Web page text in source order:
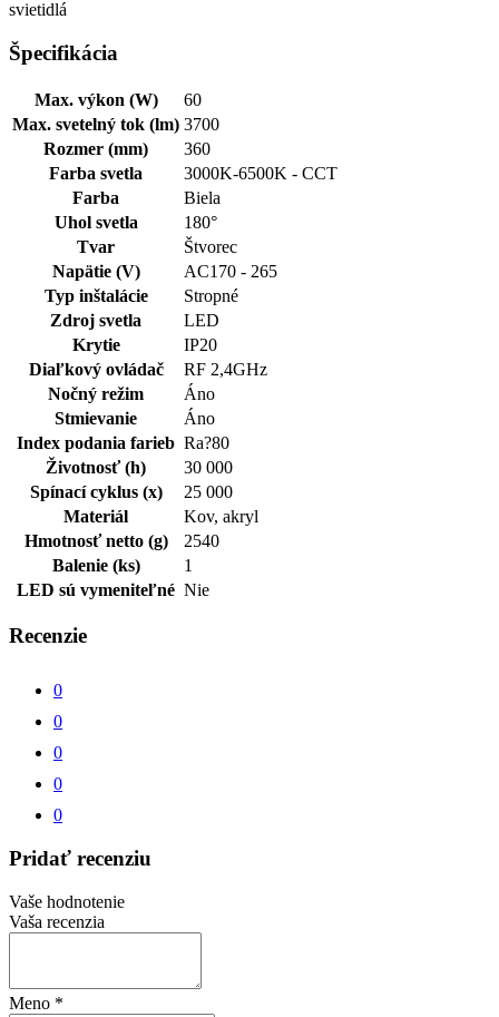
svietidlá
Špecifikácia
Max. výkon (W)
60
Max. svetelný tok (lm) 3700
Rozmer (mm)
360
Farba svetla
3000K-6500K - CCT
Farba
Biela
Uhol svetla
180°
Tvar
Štvorec
Napätie (V)
AC170 - 265
Typ inštalácie
Stropné
Zdroj svetla
LED
Krytie
IP20
Diaľkový ovládač
RF 2,4GHz
Nočný režim
Áno
Stmievanie
Áno
Index podania farieb Ra?80
Životnosť (h)
30 000
Spínací cyklus (x)
25 000
Materiál
Kov, akryl
Hmotnosť netto (g)
2540
Balenie (ks)
1
LED sú vymeniteľné Nie
Recenzie
0
0
0
0
0
Pridať recenziu
Vaše hodnotenie
Vaša recenzia
Meno *